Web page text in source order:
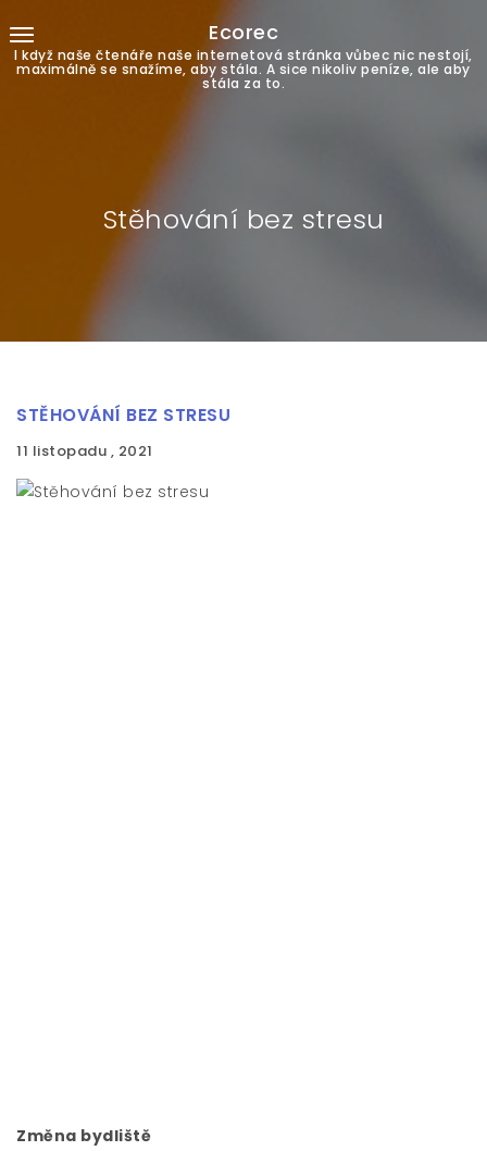
Ecorec
I když naše čtenáře naše internetová stránka vůbec nic nestojí,
maximálně se snažíme, aby stála. A sice nikoliv peníze, ale aby
stála za to.
Stěhování bez stresu
STĚHOVÁNÍ BEZ STRESU
11 listopadu , 2021
Změna bydliště